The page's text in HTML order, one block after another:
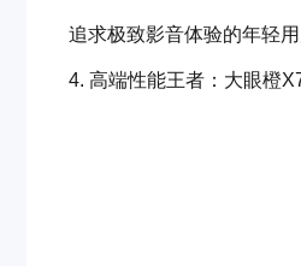
追求极致影音体验的年轻
4. 高端性能王者：大眼橙